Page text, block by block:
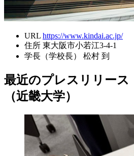
URL https://www.kindai.ac.jp/
住所 東大阪市小若江3-4-1
学長（学校長）
松村 到
最近のプレスリリース
（近畿大学）